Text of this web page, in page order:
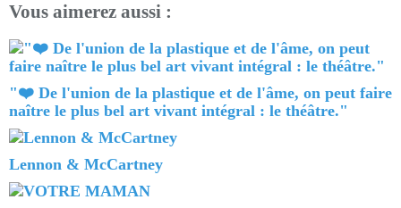
Vous aimerez aussi :
"❤️ De l'union de la plastique et de l'âme, on peut faire
naître le plus bel art vivant intégral : le théâtre."
Lennon & McCartney